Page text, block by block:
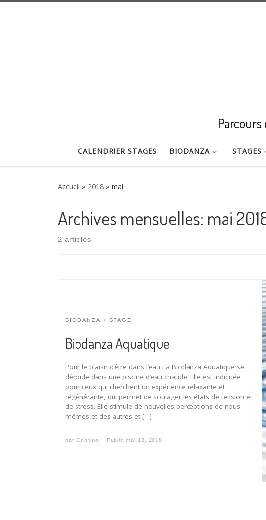
CALENDRIER STAGES BIODANZA STAGES
Accueil » 2018 » mai
Archives mensuelles: mai
2 articles
BIODANZA STAGE
Biodanza Aquatique
Pour le plaisir d’être dans l’eau La Biodanza Aquatique se
déroule dans une piscine d’eau chaude. Elle est indiquée
pour ceux qui cherchent un expérience relaxante et
régénérante, qui permet de soulager les états de tension et
de stress. Elle stimule de nouvelles perceptions de nous-
mêmes et des autres et […]
par Cristina Publié mai 13, 2018